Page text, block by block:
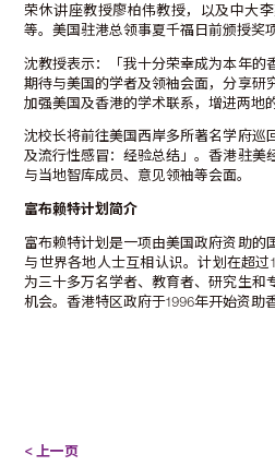
荣休讲座教授廖柏伟教授，以及中大
等。美国驻港总领事夏千福日前颁授奖
沈教授表示：「我十分荣幸成为本年的
期待与美国的学者及领袖会面，分享研
加强美国及香港的学术联系，增进两地
沈校长将前往美国西岸多所著名学府巡
及流行性感冒：经验总结」。香港驻美
与当地智库成员、意见领袖等会面。
富布赖特计划简介
富布赖特计划是一项由美国政府资助的
与世界各地人士互相认识。计划在超
为三十多万名学者、教育者、研究生和
机会。香港特区政府于1996年开始资助
< 上一页